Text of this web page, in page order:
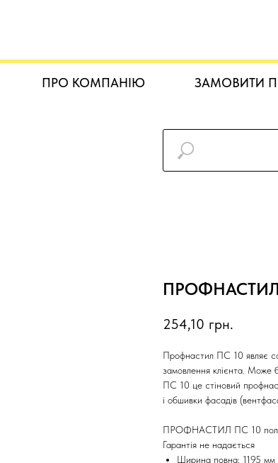
ПРО КОМПАНІЮ ЗАМОВИТИ
ПРОФНАСТИЛ
254,10 грн.
Профнастил ПС 10 являє
замовлення клієнта. Може
ПС 10 це стіновий
і обшивки фасадів
ПРОФНАСТИЛ ПС 10
Гарантія не надається
Ширина повна: 1195 мм